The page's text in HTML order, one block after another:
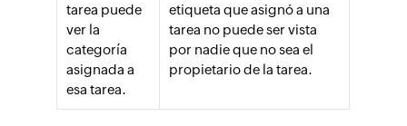
tarea puede
ver la
categoría
asignada a
esa tarea.
etiqueta que asignó a una
tarea no puede ser vista
por nadie que no sea el
propietario de la tarea.